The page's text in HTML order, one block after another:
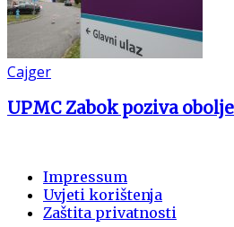
Cajger
UPMC Zabok poziva
Impressum
Uvjeti korištenja
Zaštita privatnosti